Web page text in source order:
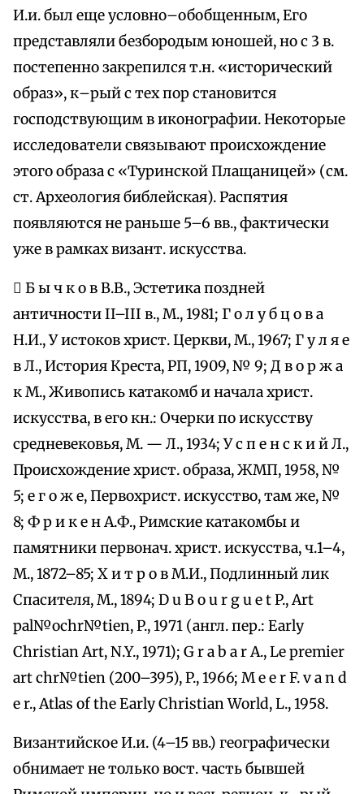
И.и. был еще условно–обобщенным, Его
представляли безбородым юношей, но с 3 в.
постепенно закрепился т.н. «исторический
образ», к–рый с тех пор становится
господствующим в иконографии. Некоторые
исследователи связывают происхождение
этого образа с «Туринской Плащаницей» (см.
ст. Археология библейская). Распятия
появляются не раньше 5–6 вв., фактически
уже в рамках визант. искусства.
 Б ы ч к о в В.В., Эстетика поздней
античности II–III в., М., 1981; Г о л у б ц о в а
Н.И., У истоков христ. Церкви, М., 1967; Г у л я е
в Л., История Креста, РП, 1909, № 9; Д в о р ж а
к М., Живопись катакомб и начала христ.
искусства, в его кн.: Очерки по искусству
средневековья, М. — Л., 1934; У с п е н с к и й Л.,
Происхождение христ. образа, ЖМП, 1958, №
5; е г о ж е, Первохрист. искусство, там же, №
8; Ф р и к е н А.Ф., Римские катакомбы и
памятники первонач. христ. искусства, ч.1–4,
М., 1872–85; Х и т р о в М.И., Подлинный лик
Спасителя, М., 1894; D u B o u r g u e t P., Art
pal№ochr№tien, P., 1971 (англ. пер.: Early
Christian Art, N.Y., 1971); G r a b a r A., Le premier
art chr№tien (200–395), P., 1966; M e e r F. v a n d
e r., Atlas of the Early Christian World, L., 1958.
Византийское И.и. (4–15 вв.) географически
обнимает не только вост. часть бывшей